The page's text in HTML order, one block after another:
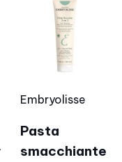
Embryolisse
Pasta
smacchiante